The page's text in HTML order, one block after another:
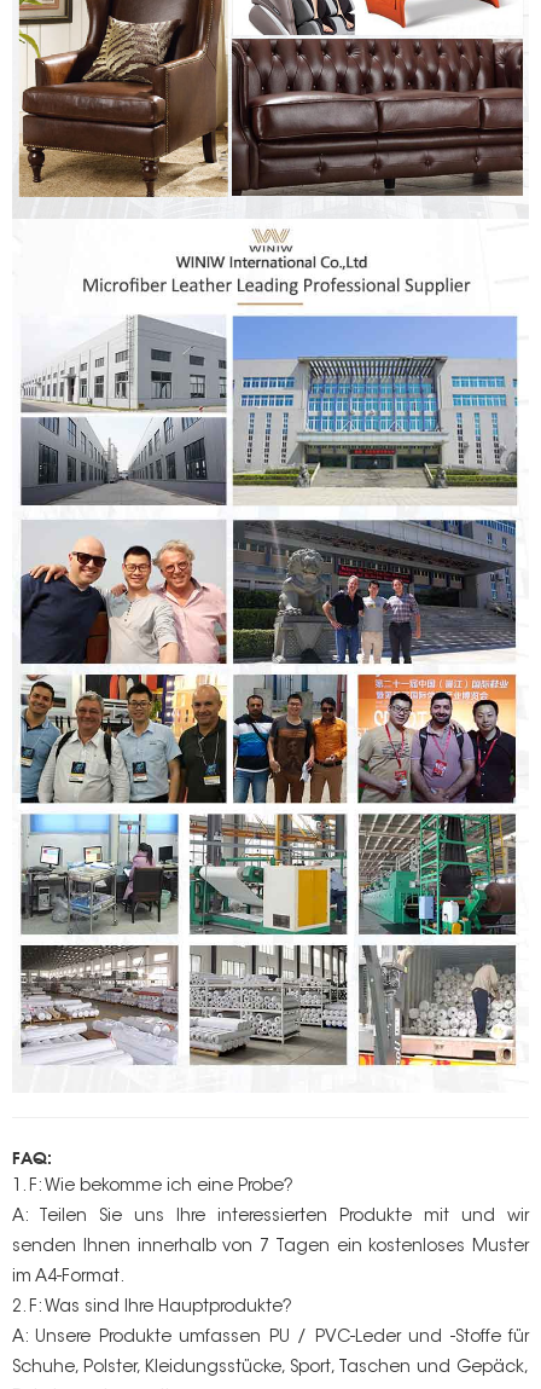
FAQ:
1. F: Wie bekomme ich eine Probe?
A: Teilen Sie uns Ihre interessierten Produkte mit und wir
senden Ihnen innerhalb von 7 Tagen ein kostenloses Muster
im A4-Format.
2. F: Was sind Ihre Hauptprodukte?
A: Unsere Produkte umfassen PU / PVC-Leder und -Stoffe für
Schuhe, Polster, Kleidungsstücke, Sport, Taschen und Gepäck,